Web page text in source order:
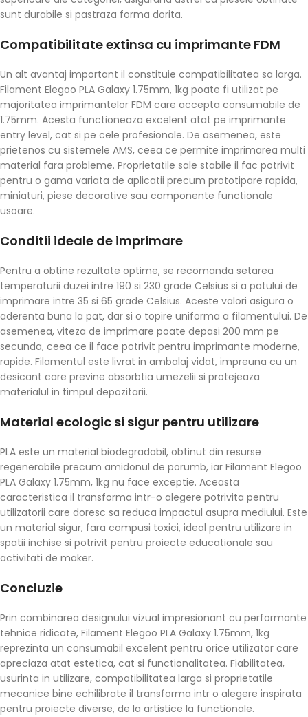
sunt durabile si pastraza forma dorita.
Compatibilitate extinsa cu imprimante FDM
Un alt avantaj important il constituie compatibilitatea sa larga.
Filament Elegoo PLA Galaxy 1.75mm, 1kg poate fi utilizat pe
majoritatea imprimantelor FDM care accepta consumabile de
1.75mm. Acesta functioneaza excelent atat pe imprimante
entry level, cat si pe cele profesionale. De asemenea, este
prietenos cu sistemele AMS, ceea ce permite imprimarea multi
material fara probleme. Proprietatile sale stabile il fac potrivit
pentru o gama variata de aplicatii precum prototipare rapida,
miniaturi, piese decorative sau componente functionale
usoare.
Conditii ideale de imprimare
Pentru a obtine rezultate optime, se recomanda setarea
temperaturii duzei intre 190 si 230 grade Celsius si a patului de
imprimare intre 35 si 65 grade Celsius. Aceste valori asigura o
aderenta buna la pat, dar si o topire uniforma a filamentului. De
asemenea, viteza de imprimare poate depasi 200 mm pe
secunda, ceea ce il face potrivit pentru imprimante moderne,
rapide. Filamentul este livrat in ambalaj vidat, impreuna cu un
desicant care previne absorbtia umezelii si protejeaza
materialul in timpul depozitarii.
Material ecologic si sigur pentru utilizare
PLA este un material biodegradabil, obtinut din resurse
regenerabile precum amidonul de porumb, iar Filament Elegoo
PLA Galaxy 1.75mm, 1kg nu face exceptie. Aceasta
caracteristica il transforma intr-o alegere potrivita pentru
utilizatorii care doresc sa reduca impactul asupra mediului. Este
un material sigur, fara compusi toxici, ideal pentru utilizare in
spatii inchise si potrivit pentru proiecte educationale sau
activitati de maker.
Concluzie
Prin combinarea designului vizual impresionant cu performante
tehnice ridicate, Filament Elegoo PLA Galaxy 1.75mm, 1kg
reprezinta un consumabil excelent pentru orice utilizator care
apreciaza atat estetica, cat si functionalitatea. Fiabilitatea,
usurinta in utilizare, compatibilitatea larga si proprietatile
mecanice bine echilibrate il transforma intr o alegere inspirata
pentru proiecte diverse, de la artistice la functionale.